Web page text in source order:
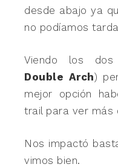
desde abajo ya
no podíamos
Viendo los
Double Arch)
mejor opción
trail para ver más
Nos impactó
vimos bien.